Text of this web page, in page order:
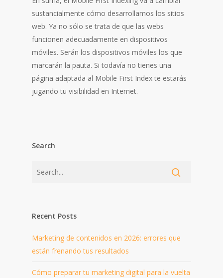
sustancialmente cómo desarrollamos los sitios
web. Ya no sólo se trata de que las webs
funcionen adecuadamente en dispositivos
móviles. Serán los dispositivos móviles los que
marcarán la pauta. Si todavía no tienes una
página adaptada al Mobile First Index te estarás
jugando tu visibilidad en Internet.
Search
Recent Posts
Marketing de contenidos en 2026: errores que
están frenando tus resultados
Cómo preparar tu marketing digital para la vuelta